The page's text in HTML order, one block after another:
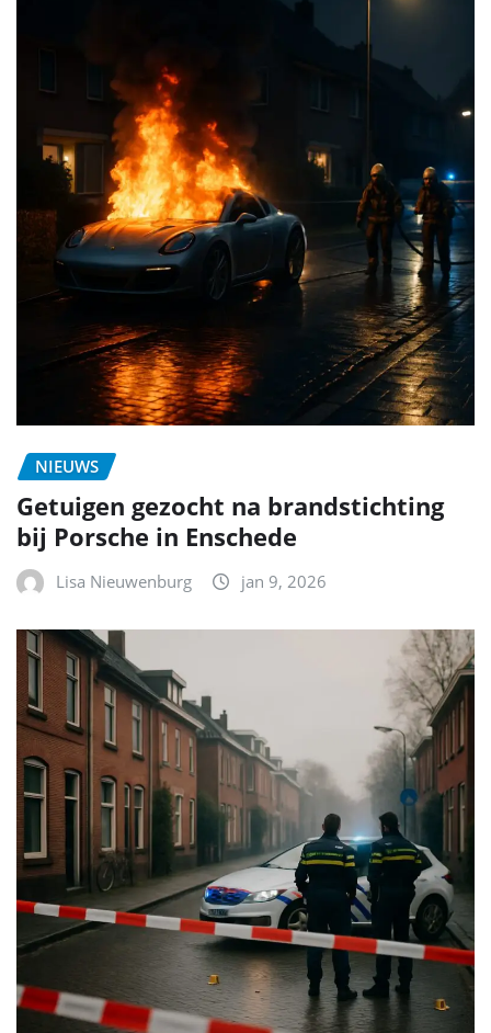
NIEUWS
Getuigen gezocht na brandstichting
bij Porsche in Enschede
Lisa Nieuwenburg jan 9, 2026